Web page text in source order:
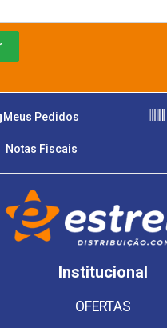
Meus Pedidos
Notas Fiscais
Institucional
OFERTAS